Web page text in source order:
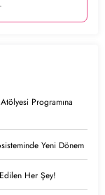
Programına
Yeni Dönem
Her Şey!